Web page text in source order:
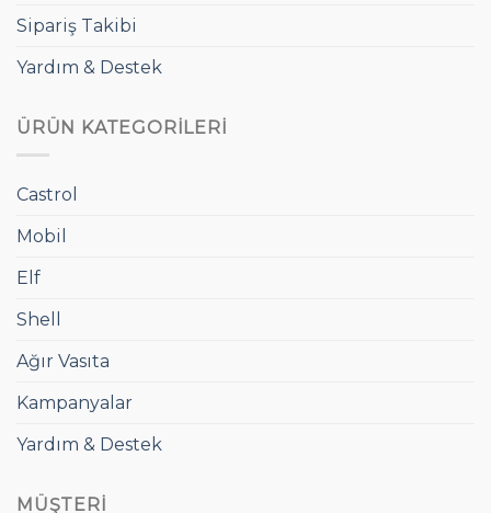
Sipariş Takibi
Yardım & Destek
ÜRÜN KATEGORILERI
Castrol
Mobil
Elf
Shell
Ağır Vasıta
Kampanyalar
Yardım & Destek
MÜŞTERI